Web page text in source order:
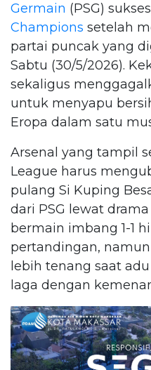
Germain (PSG)
Champions setelah
partai puncak yang
Sabtu (30/5/2026).
sekaligus
untuk menyapu
Eropa dalam satu
Arsenal yang tampil
League harus
pulang Si Kuping
dari PSG lewat
bermain imbang 1-1
pertandingan, namun
lebih tenang saat
laga dengan